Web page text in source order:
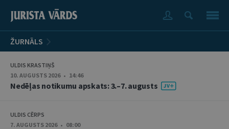
ŽURNĀLS
ULDIS KRASTIŅŠ
10. AUGUSTS 2026 • 14:46
Nedēļas notikumu apskats: 3.–7. augusts
ULDIS CĒRPS
7. AUGUSTS 2026 • 08:00